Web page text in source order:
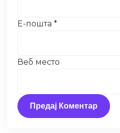
Е-пошта *
Веб место